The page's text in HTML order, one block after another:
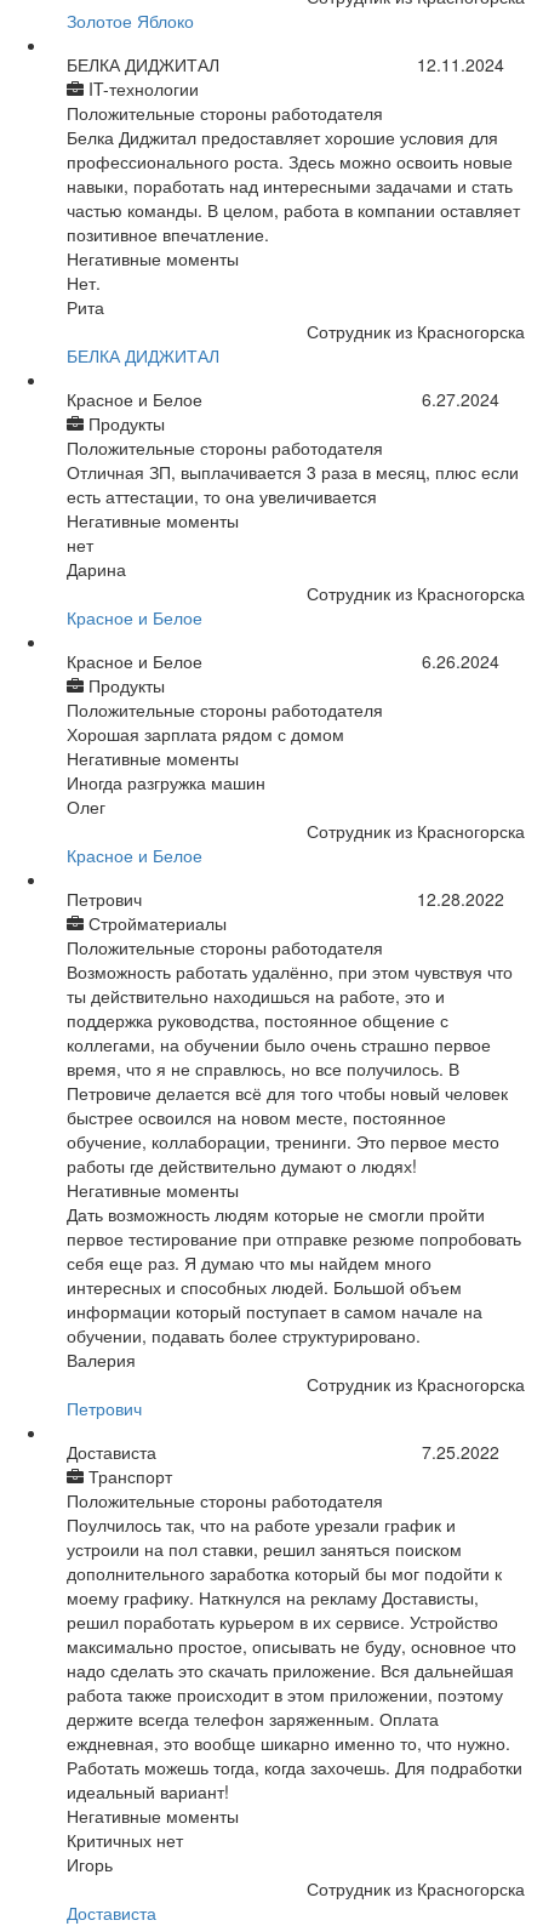
Золотое Яблоко
БЕЛКА ДИДЖИТАЛ
IT-технологии
12.11.2024
Положительные стороны работодателя
Белка Диджитал предоставляет хорошие условия для
профессионального роста. Здесь можно освоить новые
навыки, поработать над интересными задачами и стать
частью команды. В целом, работа в компании оставляет
позитивное впечатление.
Негативные моменты
Нет.
Рита
Сотрудник из Красногорска
БЕЛКА ДИДЖИТАЛ
Красное и Белое
Продукты
6.27.2024
Положительные стороны работодателя
Отличная ЗП, выплачивается 3 раза в месяц, плюс если
есть аттестации, то она увеличивается
Негативные моменты
нет
Дарина
Сотрудник из Красногорска
Красное и Белое
Красное и Белое
Продукты
6.26.2024
Положительные стороны работодателя
Хорошая зарплата рядом с домом
Негативные моменты
Иногда разгружка машин
Олег
Сотрудник из Красногорска
Красное и Белое
Петрович
Стройматериалы
12.28.2022
Положительные стороны работодателя
Возможность работать удалённо, при этом чувствуя что
ты действительно находишься на работе, это и
поддержка руководства, постоянное общение с
коллегами, на обучении было очень страшно первое
время, что я не справлюсь, но все получилось. В
Петровиче делается всё для того чтобы новый человек
быстрее освоился на новом месте, постоянное
обучение, коллаборации, тренинги. Это первое место
работы где действительно думают о людях!
Негативные моменты
Дать возможность людям которые не смогли пройти
первое тестирование при отправке резюме попробовать
себя еще раз. Я думаю что мы найдем много
интересных и способных людей. Большой объем
информации который поступает в самом начале на
обучении, подавать более структурировано.
Валерия
Сотрудник из Красногорска
Петрович
Достависта
Транспорт
7.25.2022
Положительные стороны работодателя
Поулчилось так, что на работе урезали график и
устроили на пол ставки, решил заняться поиском
дополнительного заработка который бы мог подойти к
моему графику. Наткнулся на рекламу Достависты,
решил поработать курьером в их сервисе. Устройство
максимально простое, описывать не буду, основное что
надо сделать это скачать приложение. Вся дальнейшая
работа также происходит в этом приложении, поэтому
держите всегда телефон заряженным. Оплата
еждневная, это вообще шикарно именно то, что нужно.
Работать можешь тогда, когда захочешь. Для подработки
идеальный вариант!
Негативные моменты
Критичных нет
Игорь
Сотрудник из Красногорска
Достависта